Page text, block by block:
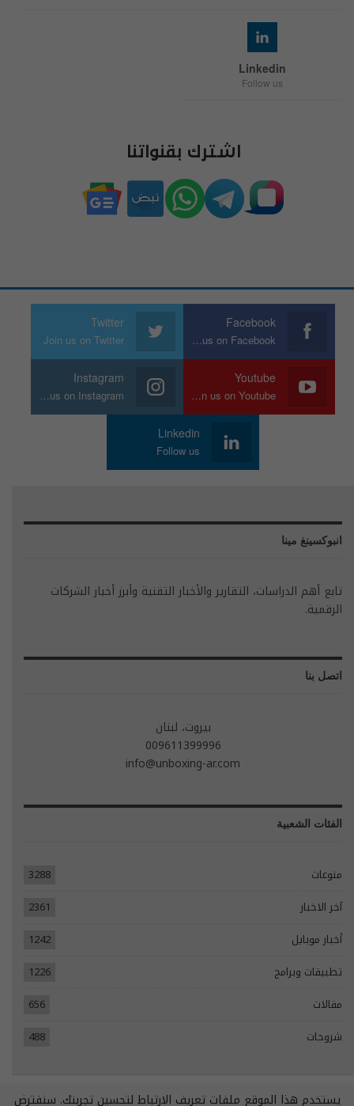
Linkedin
Follow us
اشترك بقنواتنا
Facebook
Join us on Facebook
Twitter
Join us on Twitter
Youtube
Join us on Youtube
Instagram
Join us on Instagram
Linkedin
Follow us
انبوكسينغ مينا
تابع أهم الدراسات، التقارير والأخبار التقنية وأبرز أخبار الشركات
الرقمية.
اتصل بنا
بيروت، لبنان
009611399996
info@unboxing-ar.com
الفئات الشعبية
منوعات
3288
آخر الاخبار
2361
أخبار موبايل
1242
تطبيقات وبرامج
1226
مقالات
656
شروحات
488
يستخدم هذا الموقع ملفات تعريف الارتباط لتحسين تجربتك. سنفترض